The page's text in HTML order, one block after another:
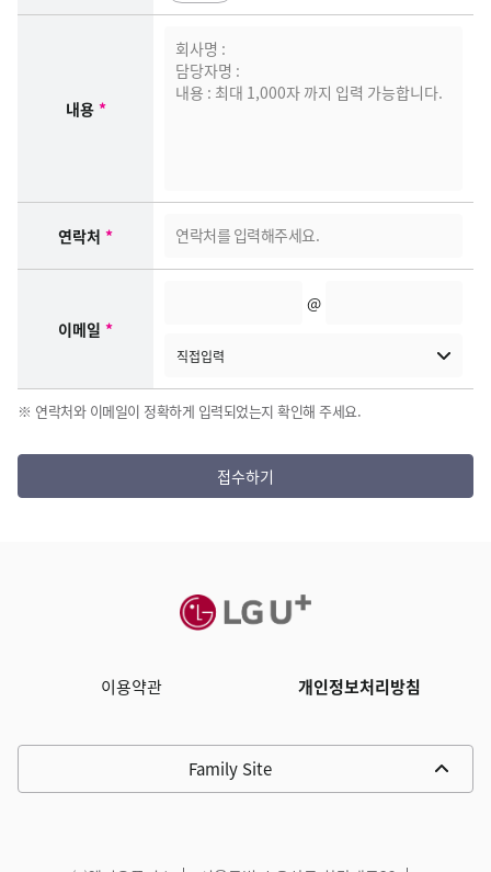
내용 *
b
e
연락처 *
이메일 *
@
직접입력
※ 연락처와 이메일이 정확하게 입력되었는지 확인해 주세요.
접수하기
이용약관 개인정보처리방침
Family Site